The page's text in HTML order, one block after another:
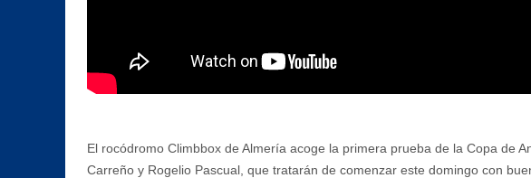
El rocódromo Climbbox de Almería acoge la primera prueba de la Copa de
Carreño y Rogelio Pascual, que tratarán de comenzar este domingo con